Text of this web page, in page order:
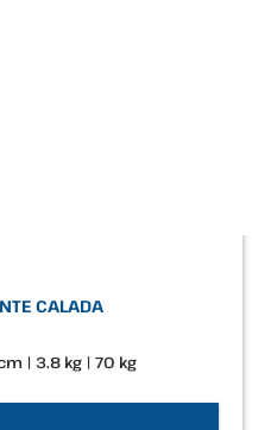
CALADA
| 3.8 kg | 70 kg